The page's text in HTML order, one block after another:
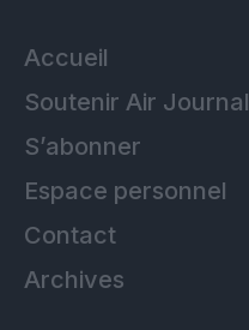
Accueil
Soutenir Air Journal
S’abonner
Espace personnel
Contact
Archives